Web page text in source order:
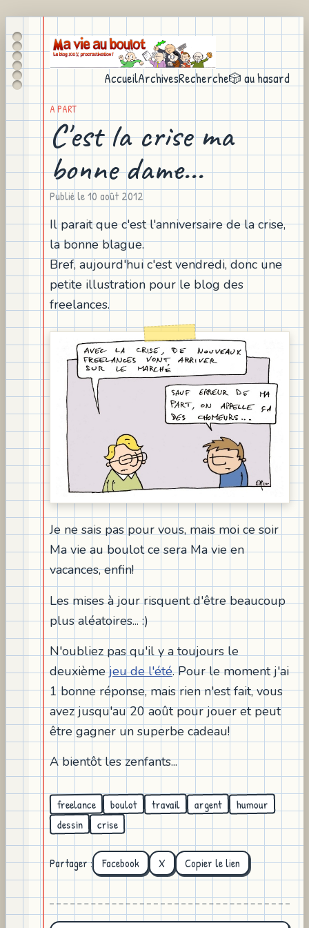
AccueilArchivesRecherche🎲 au hasard
A PART
C'est la crise ma
bonne dame...
Publié le10 août 2012
Il parait que c'est l'anniversaire de la crise,
la bonne blague.
Bref, aujourd'hui c'est vendredi, donc une
petite illustration pour le blog des
freelances.
Je ne sais pas pour vous, mais moi ce soir
Ma vie au boulot ce sera Ma vie en
vacances, enfin!
Les mises à jour risquent d'être beaucoup
plus aléatoires... :)
N'oubliez pas qu'il y a toujours le
deuxièmejeu de l'été. Pour le moment j'ai
1 bonne réponse, mais rien n'est fait, vous
avez jusqu'au 20 août pour jouer et peut
être gagner un superbe cadeau!
A bientôt les zenfants...
freelance boulot travail argent humour
dessin crise
Partager : Facebook X Copier le lien